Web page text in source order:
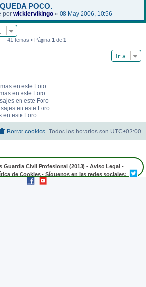
POCO.
por wickiervikingo « 08 May 2006, 10:56
41 temas • Página 1 de 1
Ir a
en este Foro
en este Foro
en este Foro
en este Foro
en este Foro
Todos los horarios son UTC+02:00
Borrar cookies
Guardia Civil Profesional (2013) - Aviso Legal -
de Cookies - Síguenos en las redes sociales: